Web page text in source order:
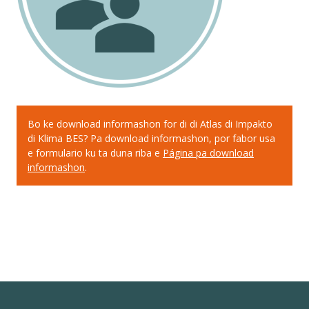
Bo ke download informashon for di di Atlas di Impakto
di Klima BES? Pa download informashon, por fabor usa
e formulario ku ta duna riba e Página pa download
informashon.
OTRO ATLAS